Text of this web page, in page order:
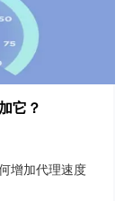
它？
增加代理速度